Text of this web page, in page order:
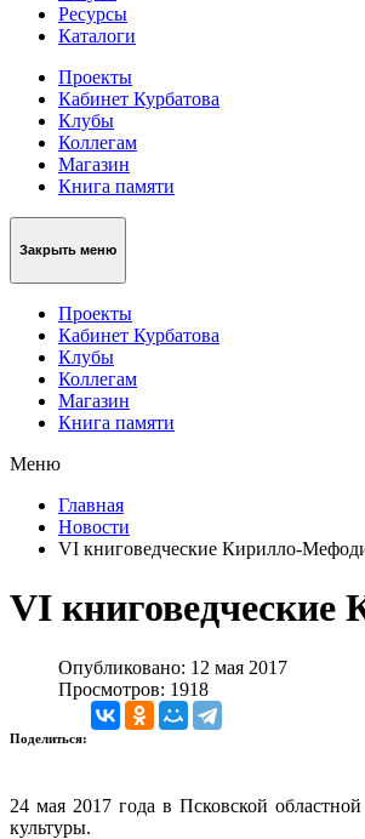
Ресурсы
Каталоги
Проекты
Кабинет Курбатова
Клубы
Коллегам
Магазин
Книга памяти
Закрыть меню
Проекты
Кабинет Курбатова
Клубы
Коллегам
Магазин
Книга памяти
Меню
Главная
Новости
VI книговедческие Кирилло-
VI книговедческие
Опубликовано: 12 мая 2017
Просмотров: 1918
Поделиться:
24 мая 2017 года в Псковской
культуры.